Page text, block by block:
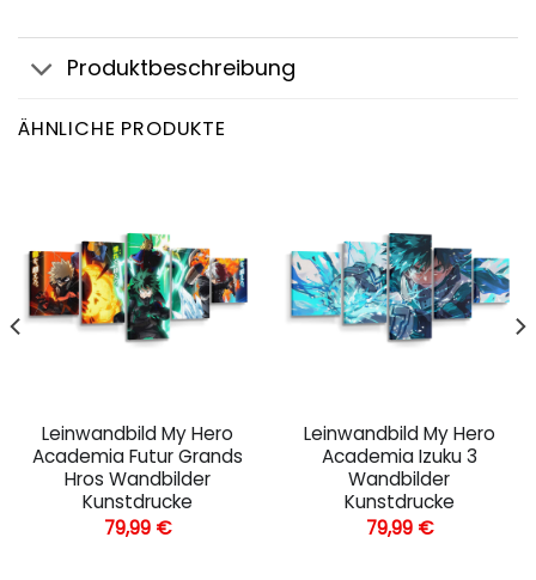
Produktbeschreibung
ÄHNLICHE PRODUKTE
Leinwandbild My Hero
Academia Futur Grands
Hros Wandbilder
Kunstdrucke
79,99 €
Leinwandbild My Hero
Academia Izuku 3
Wandbilder
Kunstdrucke
79,99 €